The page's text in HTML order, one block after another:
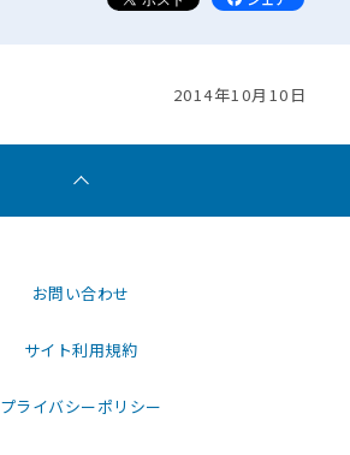
2014年10月10日
お問い合わせ
サイト利用規約
プライバシーポリシー